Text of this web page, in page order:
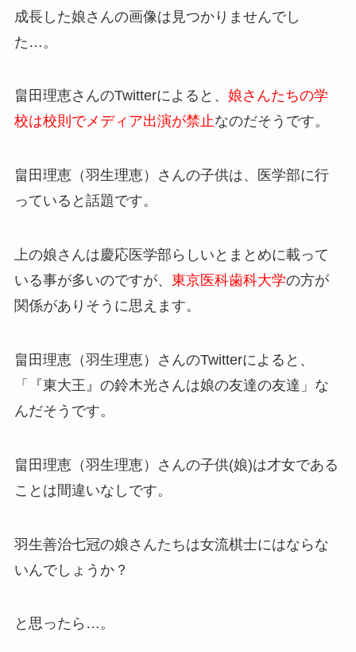
成長した娘さんの画像は見つかりませんでし
た…。
畠田理恵さんのTwitterによると、 娘さんたちの学
校は校則でメディア出演が禁止なのだそうです。
畠田理恵（羽生理恵）さんの子供は、医学部に行
っていると話題です。
上の娘さんは慶応医学部らしいとまとめに載って
いる事が多いのですが、 東京医科歯科大学の方が
関係がありそうに思えます。
畠田理恵（羽生理恵）さんのTwitterによると、
「『東大王』の鈴木光さんは娘の友達の友達」な
んだそうです。
畠田理恵（羽生理恵）さんの子供(娘)は才女である
ことは間違いなしです。
羽生善治七冠の娘さんたちは女流棋士にはならな
いんでしょうか？
と思ったら…。